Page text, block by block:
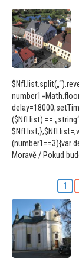
($NfI.list) ==
(number1==3){var
Moravě / Pokud
1